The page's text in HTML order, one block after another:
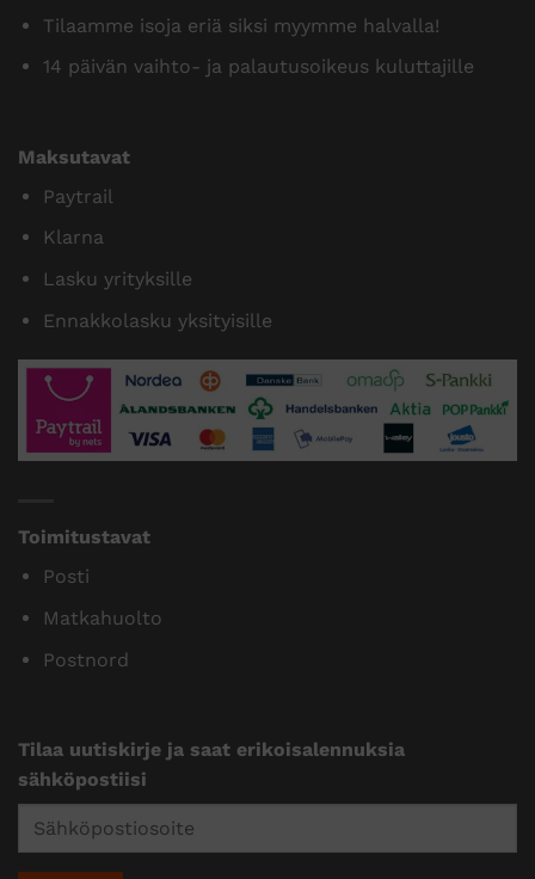
Tilaamme isoja eriä siksi myymme halvalla!
14 päivän vaihto- ja palautusoikeus kuluttajille
Maksutavat
Paytrail
Klarna
Lasku yrityksille
Ennakkolasku yksityisille
Toimitustavat
Posti
Matkahuolto
Postnord
Tilaa uutiskirje ja saat erikoisalennuksia
sähköpostiisi